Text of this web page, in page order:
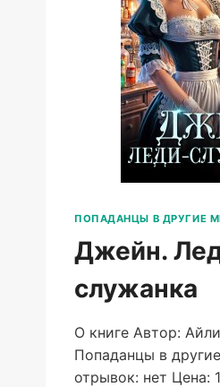
ПОПАДАНЦЫ В ДРУГИЕ
Джейн.
служанка
О книге Автор:
Попаданцы в
отрывок: нет Цена: